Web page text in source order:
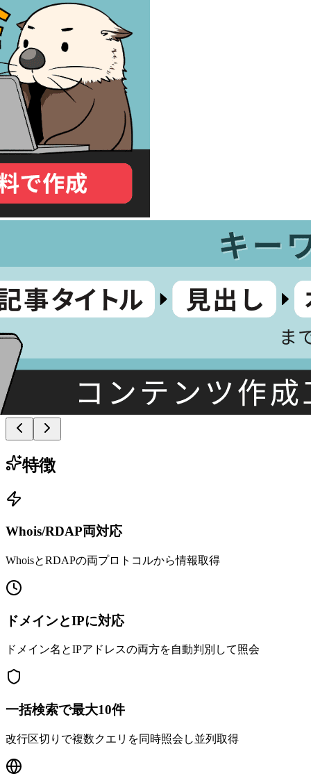
特徴
Whois/RDAP両対応
WhoisとRDAPの両プロトコルから情報取得
ドメインとIPに対応
ドメイン名とIPアドレスの両方を自動判別して照会
一括検索で最大10件
改行区切りで複数クエリを同時照会し並列取得